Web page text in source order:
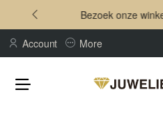
Bezoek onze
Account More